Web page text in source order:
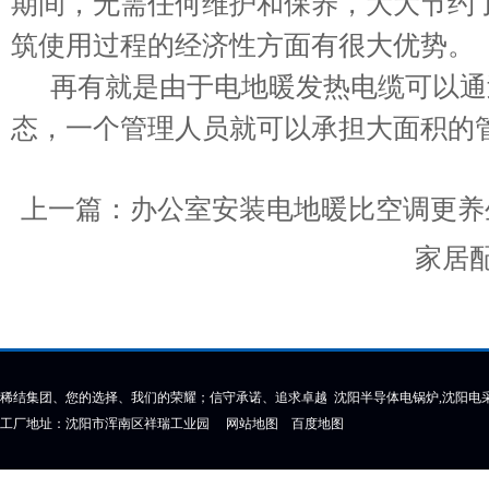
筑使用过程的经济性方面有很大优势。
再有就是由于电地暖发热电缆可以
态，一个管理人员就可以承担大面积的
上一篇： 办公室安装电地暖比空调更
家居
稀结集团、您的选择、我们的荣耀；信守承诺、追求卓越 沈阳半导体电锅炉,沈阳电
工厂地址：沈阳市浑南区祥瑞工业园 网站地图 百度地图